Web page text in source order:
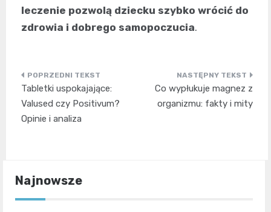
leczenie pozwolą dziecku szybko wrócić do
zdrowia i dobrego samopoczucia.
Nawigacja
wpisu
Tabletki uspokajające:
Valused czy Positivum?
Opinie i analiza
Co wypłukuje magnez z
organizmu: fakty i mity
Najnowsze